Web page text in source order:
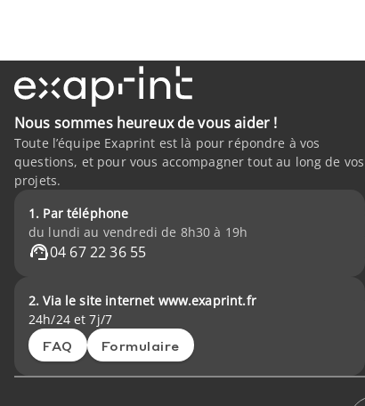
Nous sommes heureux de vous aider !
Toute l’équipe Exaprint est là pour répondre à vos
questions, et pour vous accompagner tout au long de vos
projets.
1. Par téléphone
du lundi au vendredi de 8h30 à 19h
04 67 22 36 55
2. Via le site internet www.exaprint.fr
24h/24 et 7j/7
FAQ Formulaire